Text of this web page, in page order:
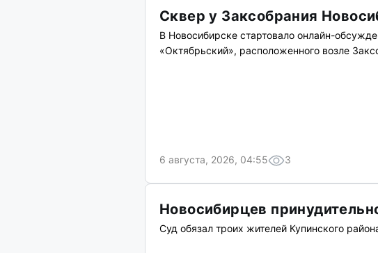
Сквер у Заксобрания
В Новосибирске стартовало онлайн-
«Октябрьский», расположенного возле
6 августа, 2026, 04:55 3
Новосибирцев
Суд обязал троих жителей Купинского